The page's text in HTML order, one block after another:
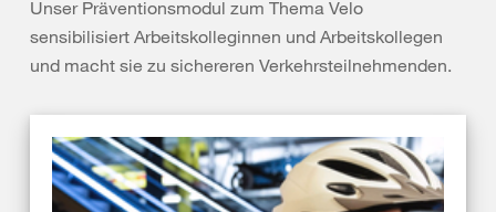
Unser Präventionsmodul zum Thema Velo
sensibilisiert Arbeitskolleginnen und Arbeitskollegen
und macht sie zu sichereren Verkehrsteilnehmenden.